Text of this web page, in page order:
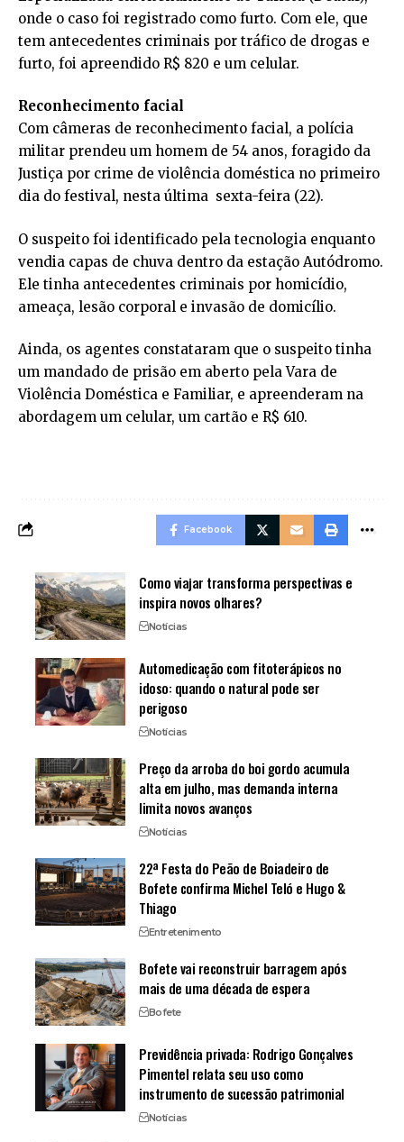
onde o caso foi registrado como furto. Com ele, que
tem antecedentes criminais por tráfico de drogas e
furto, foi apreendido R$ 820 e um celular.
Reconhecimento facial
Com câmeras de reconhecimento facial, a polícia
militar prendeu um homem de 54 anos, foragido da
Justiça por crime de violência doméstica no primeiro
dia do festival, nesta última sexta-feira (22).
O suspeito foi identificado pela tecnologia enquanto
vendia capas de chuva dentro da estação Autódromo.
Ele tinha antecedentes criminais por homicídio,
ameaça, lesão corporal e invasão de domicílio.
Ainda, os agentes constataram que o suspeito tinha
um mandado de prisão em aberto pela Vara de
Violência Doméstica e Familiar, e apreenderam na
abordagem um celular, um cartão e R$ 610.
Facebook
Como viajar transforma perspectivas e
inspira novos olhares?
Notícias
Automedicação com fitoterápicos no
idoso: quando o natural pode ser
perigoso
Notícias
Preço da arroba do boi gordo acumula
alta em julho, mas demanda interna
limita novos avanços
Notícias
22ª Festa do Peão de Boiadeiro de
Bofete confirma Michel Teló e Hugo &
Thiago
Entretenimento
Bofete vai reconstruir barragem após
mais de uma década de espera
Bofete
Previdência privada: Rodrigo Gonçalves
Pimentel relata seu uso como
instrumento de sucessão patrimonial
Notícias